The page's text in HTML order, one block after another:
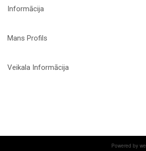
Informācija
Mans Profils
Veikala Informācija
Powered by